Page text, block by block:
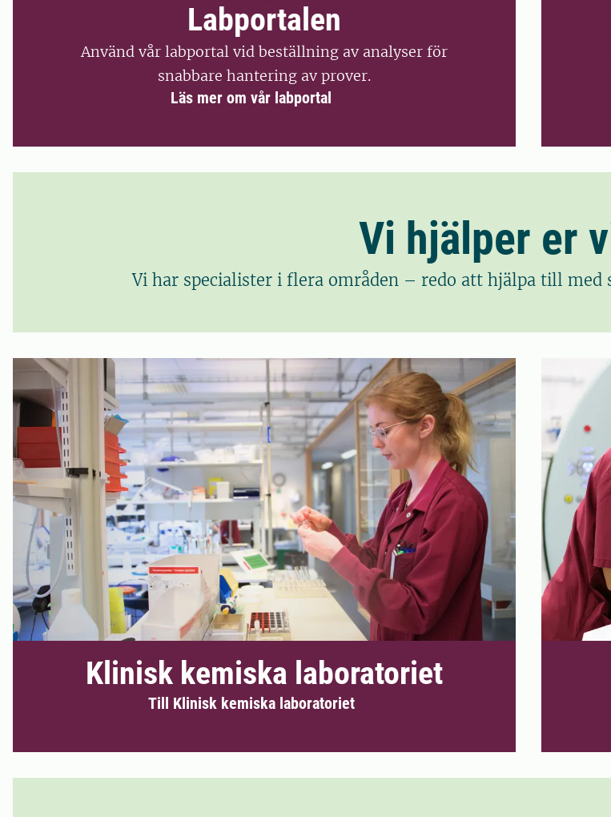
Labportalen
Använd vår labportal vid beställning av analyser för
snabbare hantering av prover.
Läs mer om vår labportal
Vi hjälper er
Vi har specialister i flera områden – redo att hjälpa till med
Klinisk kemiska laboratoriet
Till Klinisk kemiska laboratoriet